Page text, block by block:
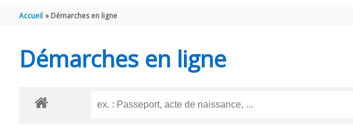
Accueil Démarches en ligne
Démarches en ligne